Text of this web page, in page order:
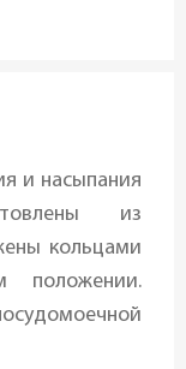
и насыпания
из
кольцами
положении.